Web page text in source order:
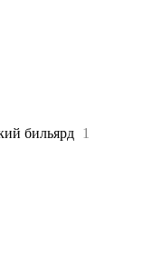
бильярд 1